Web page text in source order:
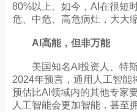
80%以上。如今，AI在很短
危、中危、高危病灶，大大
AI高能，但非万能
美国知名AI投资人、特斯
2024年预言，通用人工智能
预估比AI领域内的其他专家
人工智能会更加智能，甚至